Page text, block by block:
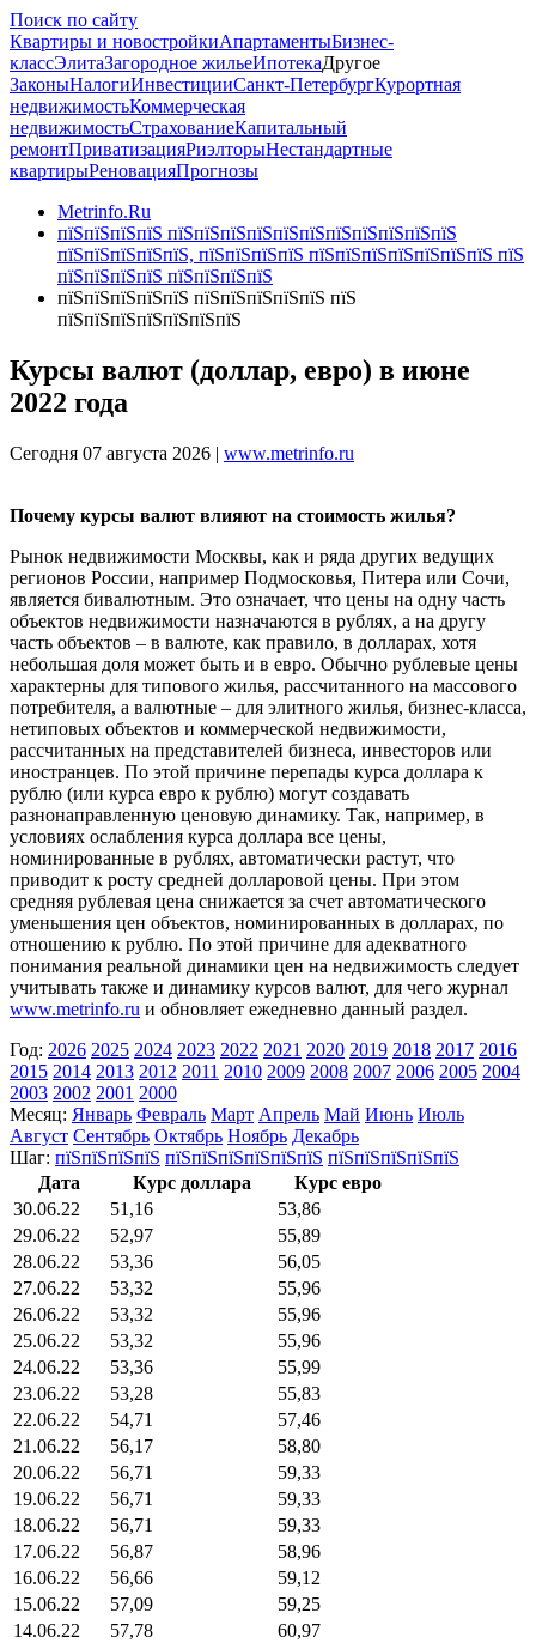
Поиск по сайту
Квартиры и новостройкиАпартаментыБизнес-
классЭлитаЗагородное жильеИпотекаДругое
ЗаконыНалогиИнвестицииСанкт-ПетербургКурортная
недвижимостьКоммерческая
недвижимостьСтрахованиеКапитальный
ремонтПриватизацияРиэлторыНестандартные
квартирыРеновацияПрогнозы
Metrinfo.Ru
пїЅпїЅпїЅпїЅ пїЅпїЅпїЅпїЅпїЅпїЅпїЅпїЅпїЅпїЅпїЅ
пїЅпїЅпїЅпїЅпїЅ, пїЅпїЅпїЅпїЅ пїЅпїЅпїЅпїЅпїЅпїЅпїЅ пїЅ
пїЅпїЅпїЅпїЅ пїЅпїЅпїЅпїЅ
пїЅпїЅпїЅпїЅпїЅ пїЅпїЅпїЅпїЅпїЅ пїЅ
пїЅпїЅпїЅпїЅпїЅпїЅпїЅ
Курсы валют (доллар, евро) в июне
2022 года
Сегодня 07 августа 2026 | www.metrinfo.ru
Почему курсы валют влияют на стоимость жилья?
Рынок недвижимости Москвы, как и ряда других ведущих
регионов России, например Подмосковья, Питера или Сочи,
является бивалютным. Это означает, что цены на одну часть
объектов недвижимости назначаются в рублях, а на другу
часть объектов – в валюте, как правило, в долларах, хотя
небольшая доля может быть и в евро. Обычно рублевые цены
характерны для типового жилья, рассчитанного на массового
потребителя, а валютные – для элитного жилья, бизнес-класса,
нетиповых объектов и коммерческой недвижимости,
рассчитанных на представителей бизнеса, инвесторов или
иностранцев. По этой причине перепады курса доллара к
рублю (или курса евро к рублю) могут создавать
разнонаправленную ценовую динамику. Так, например, в
условиях ослабления курса доллара все цены,
номинированные в рублях, автоматически растут, что
приводит к росту средней долларовой цены. При этом
средняя рублевая цена снижается за счет автоматического
уменьшения цен объектов, номинированных в долларах, по
отношению к рублю. По этой причине для адекватного
понимания реальной динамики цен на недвижимость следует
учитывать также и динамику курсов валют, для чего журнал
www.metrinfo.ru и обновляет ежедневно данный раздел.
Год: 2026 2025 2024 2023 2022 2021 2020 2019 2018 2017 2016
2015 2014 2013 2012 2011 2010 2009 2008 2007 2006 2005 2004
2003 2002 2001 2000
Месяц: Январь Февраль Март Апрель Май Июнь Июль
Август Сентябрь Октябрь Ноябрь Декабрь
Шаг: пїЅпїЅпїЅпїЅ пїЅпїЅпїЅпїЅпїЅпїЅ пїЅпїЅпїЅпїЅпїЅ
Дата
Курс доллара
Курс евро
30.06.22
51,16
53,86
29.06.22
52,97
55,89
28.06.22
53,36
56,05
27.06.22
53,32
55,96
26.06.22
53,32
55,96
25.06.22
53,32
55,96
24.06.22
53,36
55,99
23.06.22
53,28
55,83
22.06.22
54,71
57,46
21.06.22
56,17
58,80
20.06.22
56,71
59,33
19.06.22
56,71
59,33
18.06.22
56,71
59,33
17.06.22
56,87
58,96
16.06.22
56,66
59,12
15.06.22
57,09
59,25
14.06.22
57,78
60,97